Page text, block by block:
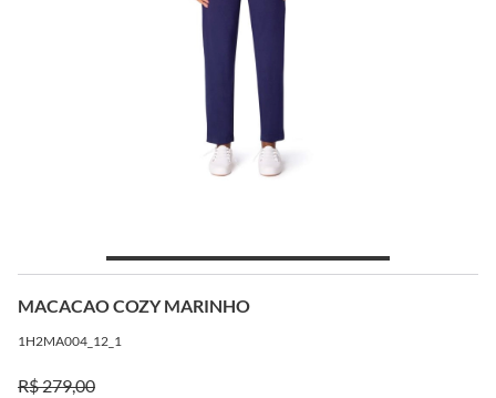
MACACAO COZY MARINHO
1H2MA004_12_1
R$ 279,00